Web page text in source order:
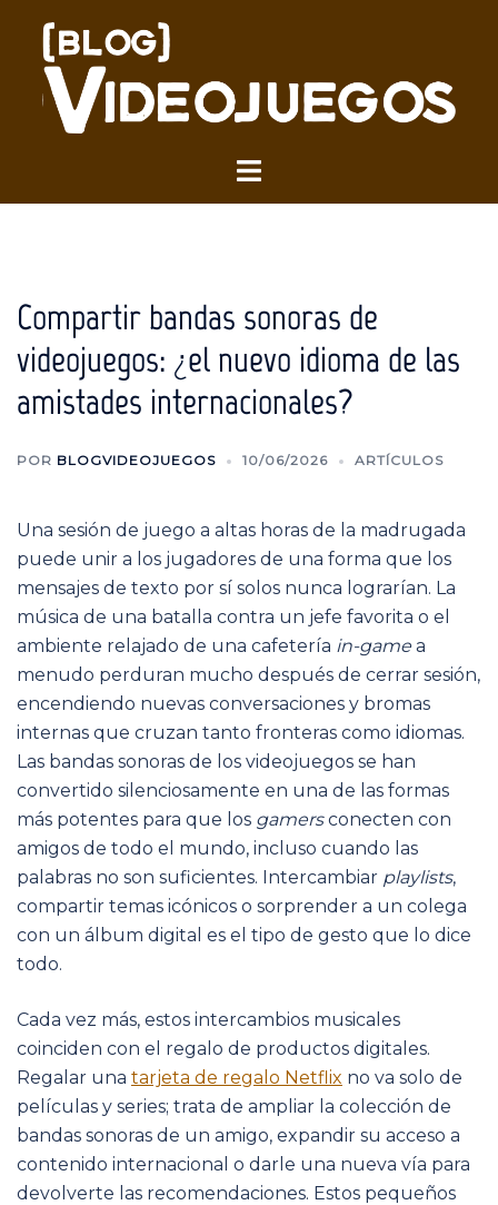
contenido
Alternar
Compartir bandas sonoras de
videojuegos: ¿el nuevo idioma de las
amistades internacionales?
POR BLOGVIDEOJUEGOS 10/06/2026 ARTÍCULOS
Una sesión de juego a altas horas de la madrugada
puede unir a los jugadores de una forma que los
mensajes de texto por sí solos nunca lograrían. La
música de una batalla contra un jefe favorita o el
ambiente relajado de una cafetería in-gamea
menudo perduran mucho después de cerrar sesión,
encendiendo nuevas conversaciones y bromas
internas que cruzan tanto fronteras como idiomas.
Las bandas sonoras de los videojuegos se han
convertido silenciosamente en una de las formas
más potentes para que los gamersconecten con
amigos de todo el mundo, incluso cuando las
palabras no son suficientes. Intercambiar playlists,
compartir temas icónicos o sorprender a un colega
con un álbum digital es el tipo de gesto que lo dice
todo.
Cada vez más, estos intercambios musicales
coinciden con el regalo de productos digitales.
Regalar una tarjeta de regalo Netflix no va solo de
películas y series; trata de ampliar la colección de
bandas sonoras de un amigo, expandir su acceso a
contenido internacional o darle una nueva vía para
devolverte las recomendaciones. Estos pequeños